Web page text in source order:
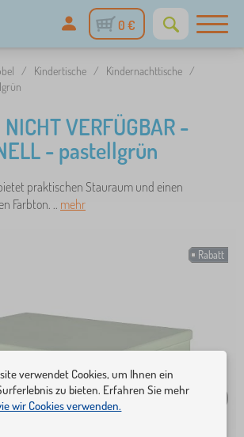
0 €
/ Kindertische / Kindernachttische /
VERFÜGBAR -
- pastellgrün
praktischen Stauraum und einen
Farbton. .. mehr
Rabatt
verwendet Cookies, um Ihnen ein
zu bieten. Erfahren Sie mehr
wir Cookies verwenden.